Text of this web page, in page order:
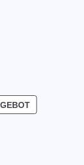
PRODUKT